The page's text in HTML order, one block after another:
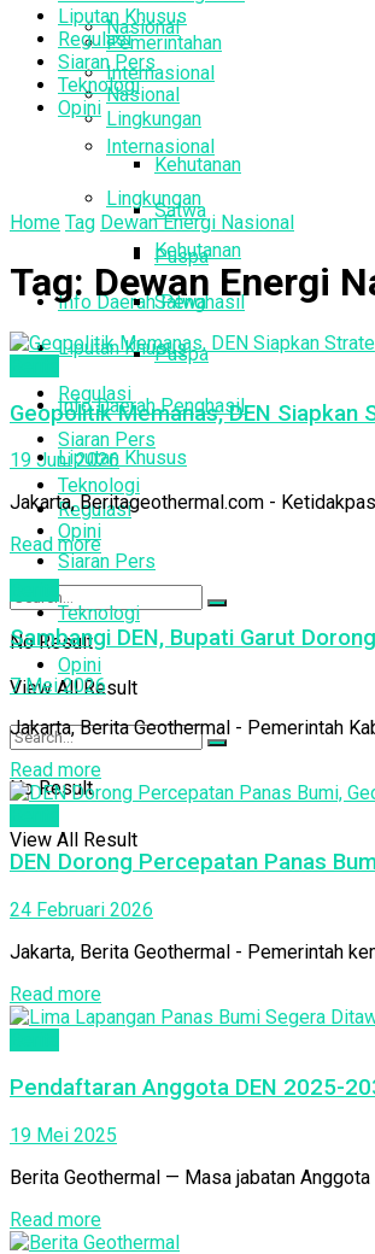
Nasional
Internasional
Lingkungan
Kehutanan
Satwa
Puspa
Info Daerah Penghasil
Liputan Khusus
Regulasi
Siaran Pers
Teknologi
Opini
No Result
View All Result
Pemerintahan
Nasional
Internasional
Lingkungan
Kehutanan
Satwa
Puspa
Info Daerah Penghasil
Liputan Khusus
Regulasi
Siaran Pers
Teknologi
Opini
No Result
View All Result
Liputan Khusus
Regulasi
Siaran Pers
Teknologi
Opini
Home Tag Dewan Energi Nasional
Tag: Dewan Energi
Geopolitik Memanas, DEN
19 Juni 2026
Jakarta, Beritageothermal.com -
Read more
Sambangi DEN, Bupati Garut
7 Mei 2026
Jakarta, Berita Geothermal - Pemerintah
Read more
DEN Dorong Percepatan Panas
24 Februari 2026
Jakarta, Berita Geothermal - Pemerintah
Read more
Pendaftaran Anggota DEN 2025-
19 Mei 2025
Berita Geothermal — Masa jabatan
Read more